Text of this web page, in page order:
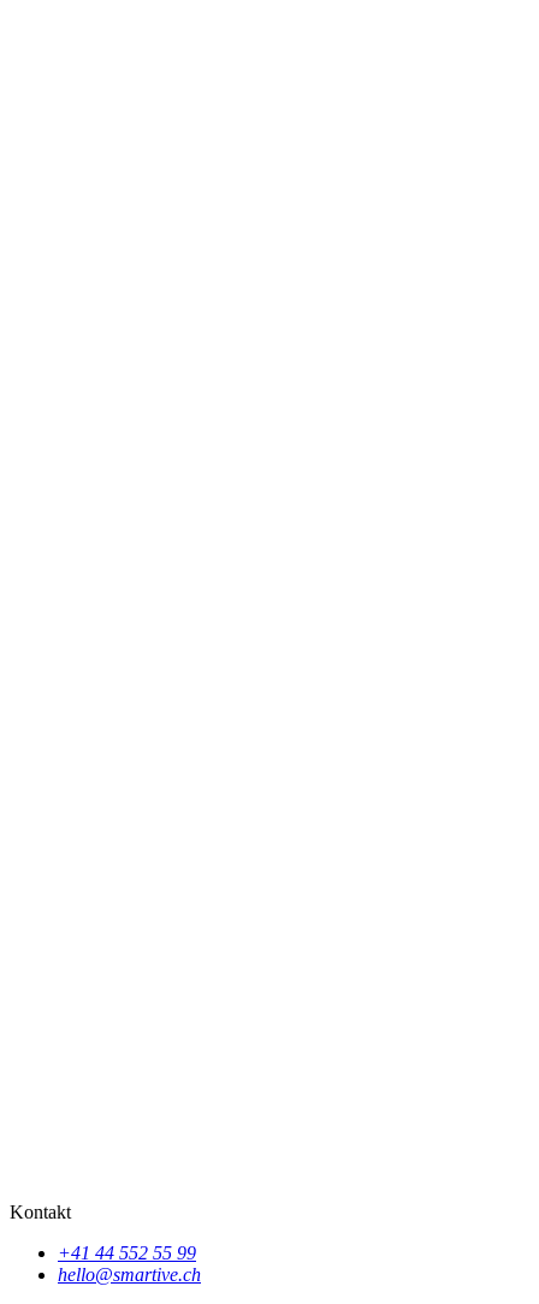
Kontakt
+41 44 552 55 99
hello@smartive.ch